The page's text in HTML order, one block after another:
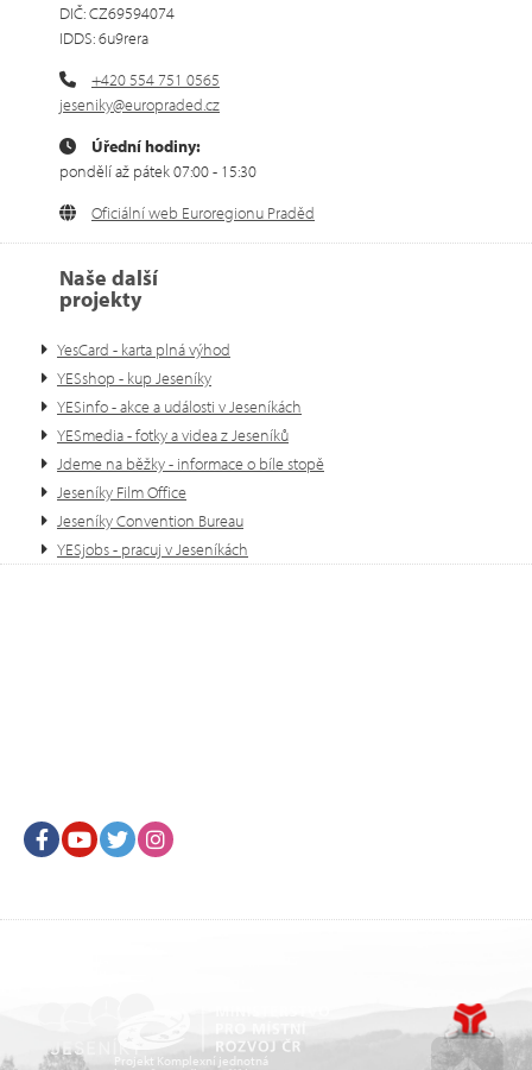
DIČ: CZ69594074
IDDS: 6u9rera
+420 554 751 0565
jeseniky@europraded.cz
Úřední hodiny:
pondělí až pátek 07:00 - 15:30
Oficiální web Euroregionu Praděd
Naše další
projekty
YesCard - karta plná výhod
YESshop - kup Jeseníky
YESinfo - akce a události v Jeseníkách
YESmedia - fotky a videa z Jeseníků
Jdeme na běžky - informace o bíle stopě
Jeseníky Film Office
Jeseníky Convention Bureau
YESjobs - pracuj v Jeseníkách
FacebookYoutubeTwitter
Projekt Komplexní jednotná